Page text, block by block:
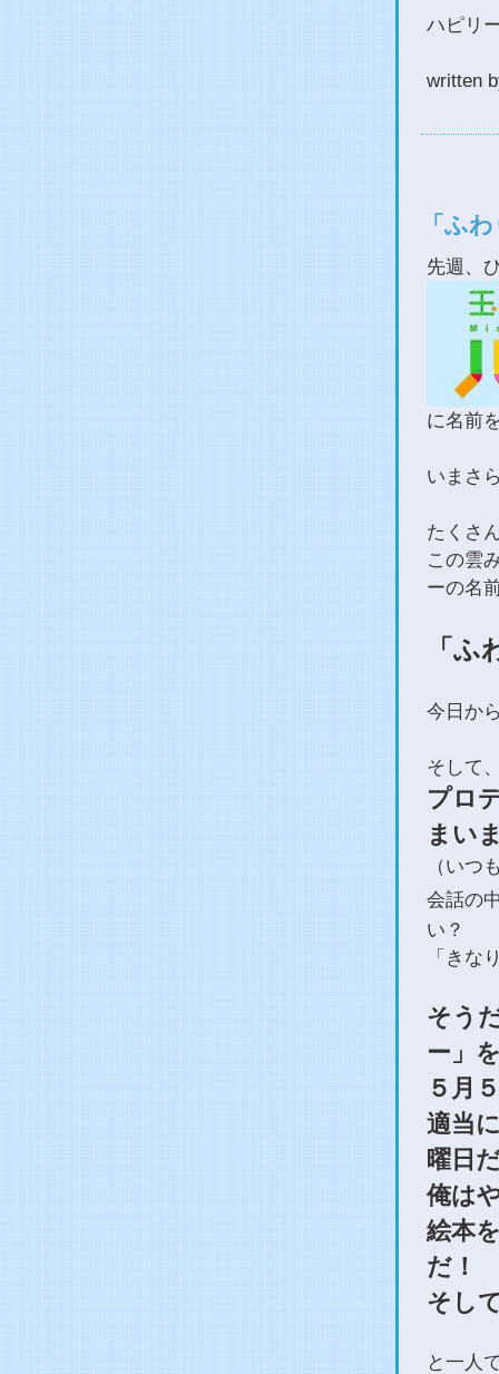
ハピリ
written
「ふ
先週、
に名前
いまさ
たくさ
この雲
ーの名
「ふ
今日か
そして
プロ
まい
（いつ
会話の
い？
「きな
そう
ー」
５月
適当
曜日
俺は
絵本
だ！
そし
と一人